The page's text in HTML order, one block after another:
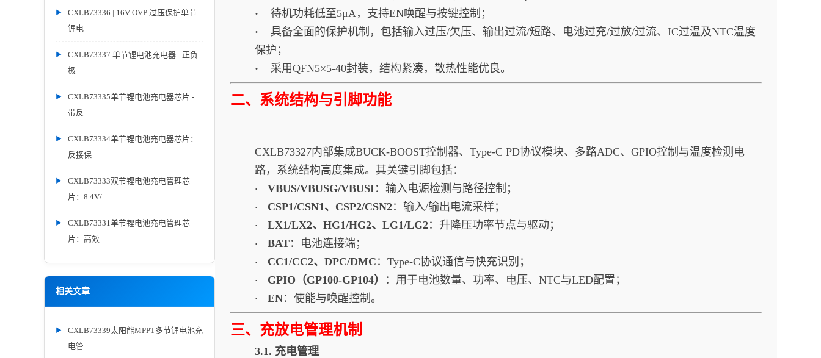
CXLB73336 | 16V OVP 过压保护单节
锂电
CXLB73337 单节锂电池充电器 - 正负
极
CXLB73335单节锂电池充电器芯片 -
带反
CXLB73334单节锂电池充电器芯片：
反接保
CXLB73333双节锂电池充电管理芯
片：8.4V/
CXLB73331单节锂电池充电管理芯
片：高效
相关文章
CXLB73339太阳能MPPT多节锂电池充
电管
· 待机功耗低至5μA，支持EN唤醒与按键控制；
· 具备全面的保护机制，包括输入过压/欠压、输出过流/短路、电池过充/过放/过流、IC过温及NTC温度
保护；
· 采用QFN5×5-40封装，结构紧凑，散热性能优良。
二、系统结构与引脚功能
CXLB73327内部集成BUCK-BOOST控制器、Type-C PD协议模块、多路ADC、GPIO控制与温度检测电
路，系统结构高度集成。其关键引脚包括：
· VBUS/VBUSG/VBUSI：输入电源检测与路径控制；
· CSP1/CSN1、CSP2/CSN2：输入/输出电流采样；
· LX1/LX2、HG1/HG2、LG1/LG2：升降压功率节点与驱动；
· BAT：电池连接端；
· CC1/CC2、DPC/DMC ：Type-C协议通信与快充识别；
· GPIO（GP100-GP104） ：用于电池数量、功率、电压、NTC与LED配置；
· EN：使能与唤醒控制。
三、充放电管理机制
3.1. 充电管理